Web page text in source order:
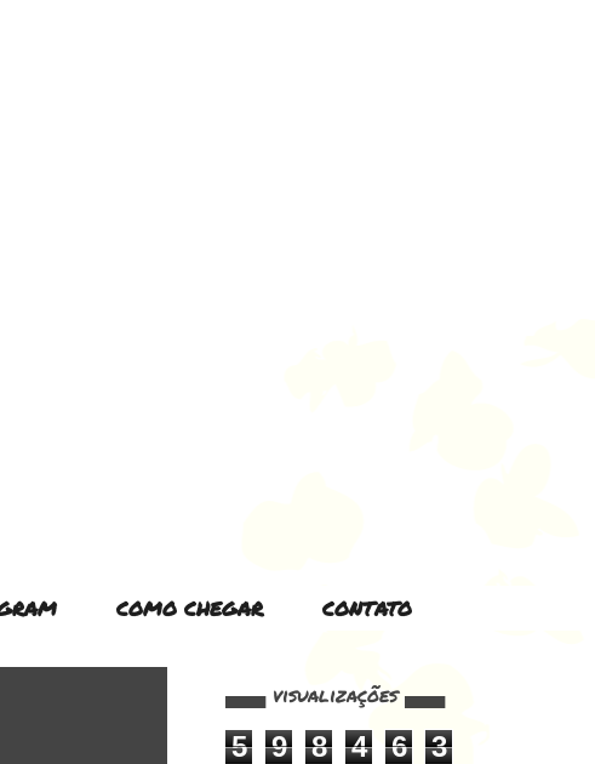
COMO CHEGAR CONTATO
▄▄▄ visualizações ▄▄▄
5 9 8 4 6 3